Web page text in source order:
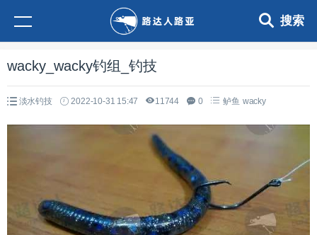
搜索
wacky_wacky钓组_钓技
淡水钓技 2022-10-31 15:47 11744 0 鲈鱼 wacky